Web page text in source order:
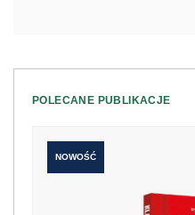
POLECANE PUBLIKACJE
NOWOŚĆ